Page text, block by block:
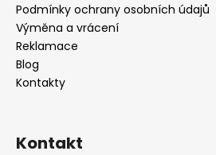
Podmínky ochrany osobních údajů
Výměna a vrácení
Reklamace
Blog
Kontakty
Kontakt